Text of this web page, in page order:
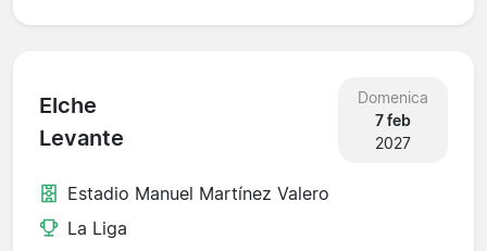
Elche
Levante
Domenica
7 feb
2027
Estadio Manuel Martínez Valero
La Liga